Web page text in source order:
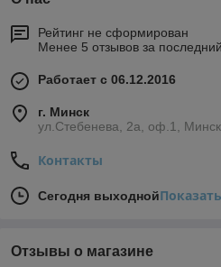
Рейтинг не сформирован
Менее 5 отзывов за
Работает с 06.12.2016
г. Минск
ул.Стебенева, 2а, оф.1,
Контакты
Сегодня выходной
Отзывы о магазине